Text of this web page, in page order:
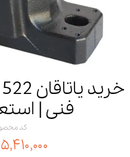
فنی |
کد محصول:
۲۵,۴۱۰,۰۰۰